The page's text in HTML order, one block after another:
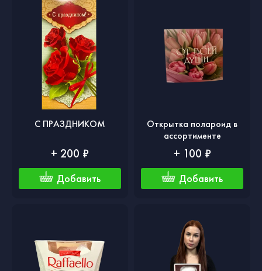
С ПРАЗДНИКОМ
+ 200 ₽
Добавить
Открытка полароид в
ассортименте
+ 100 ₽
Добавить